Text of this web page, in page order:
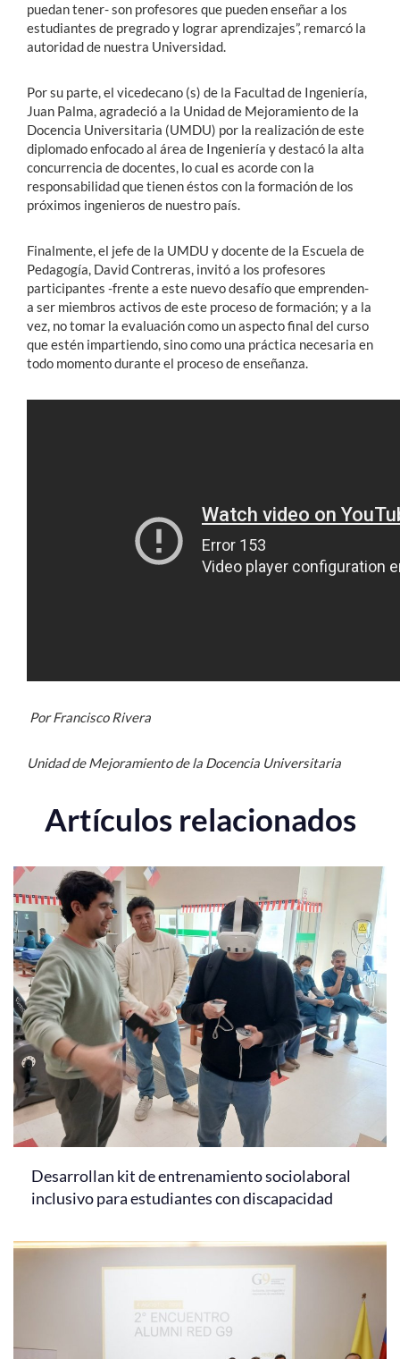
puedan tener- son profesores que pueden enseñar a los
estudiantes de pregrado y lograr aprendizajes”, remarcó la
autoridad de nuestra Universidad.
Por su parte, el vicedecano (s) de la Facultad de Ingeniería,
Juan Palma, agradeció a la Unidad de Mejoramiento de la
Docencia Universitaria (UMDU) por la realización de este
diplomado enfocado al área de Ingeniería y destacó la alta
concurrencia de docentes, lo cual es acorde con la
responsabilidad que tienen éstos con la formación de los
próximos ingenieros de nuestro país.
Finalmente, el jefe de la UMDU y docente de la Escuela de
Pedagogía, David Contreras, invitó a los profesores
participantes -frente a este nuevo desafío que emprenden-
a ser miembros activos de este proceso de formación; y a la
vez, no tomar la evaluación como un aspecto final del curso
que estén impartiendo, sino como una práctica necesaria en
todo momento durante el proceso de enseñanza.
Por Francisco Rivera
Unidad de Mejoramiento de la Docencia Universitaria
Artículos relacionados
Desarrollan kit de entrenamiento sociolaboral
inclusivo para estudiantes con discapacidad